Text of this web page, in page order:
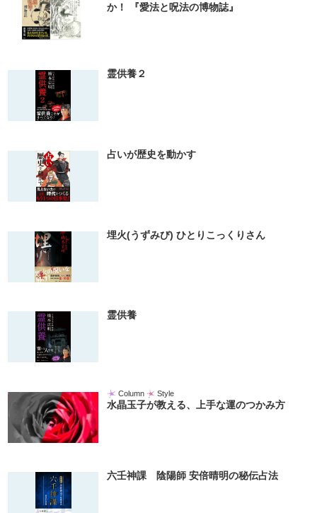
か！ 『愛法と呪法の博物誌』
霊供養２
占いが歴史を動かす
埋火(うずみび) ひとりこっくりさん
霊供養
Column Style
水晶玉子が教える、上手な運のつかみ方
六壬神課 陰陽師 安倍晴明の秘伝占法